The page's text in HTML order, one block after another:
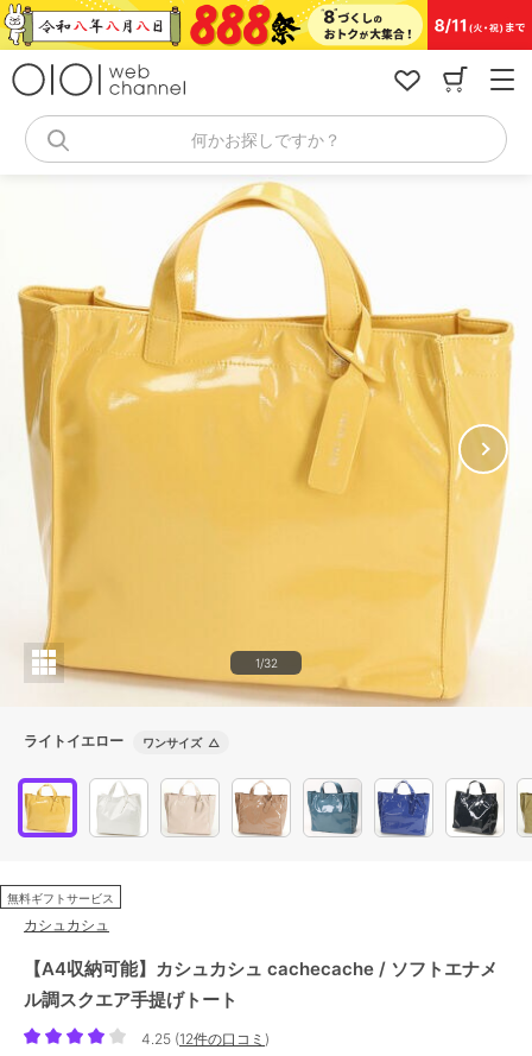
コ
ン
何かお探しですか？
1/32
ライトイエロー ワンサイズ △
無料ギフトサービス
カシュカシュ
【A4収納可能】カシュカシュ cachecache / ソフトエナメ
ル調スクエア手提げトート
4.25 (12件の口コミ )